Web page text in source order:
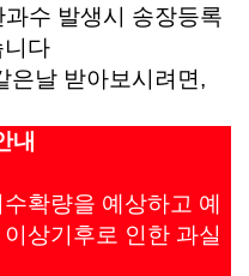
수 발생시 송장등록
니다
은날 받아보시려면,
내
확량을 예상하고 예
상기후로 인한 과실